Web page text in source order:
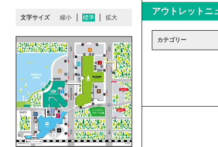
アウトレットニ
カテゴリー
文字サイズ 縮小 標準 拡大